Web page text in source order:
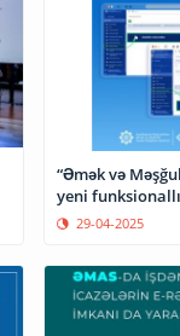
“Əmək və
yeni
29-04-2025